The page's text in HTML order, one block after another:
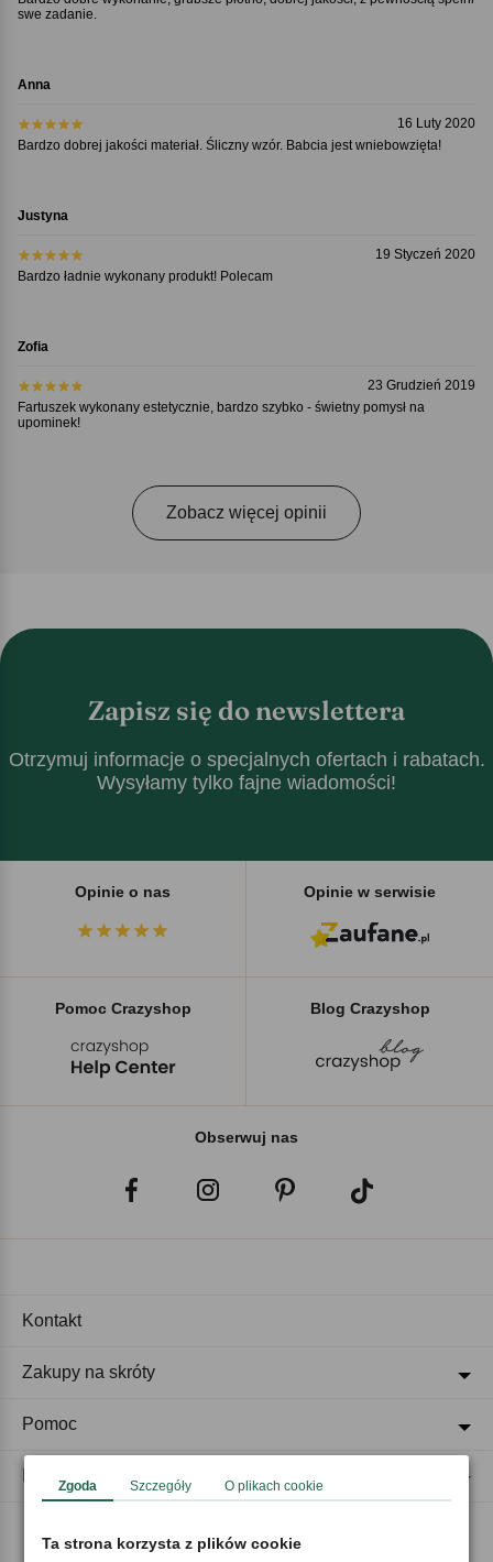
swe zadanie.
Anna
16 Luty 2020
Bardzo dobrej jakości materiał. Śliczny wzór. Babcia jest wniebowzięta!
Justyna
19 Styczeń 2020
Bardzo ładnie wykonany produkt! Polecam
Zofia
23 Grudzień 2019
Fartuszek wykonany estetycznie, bardzo szybko - świetny pomysł na
upominek!
Zobacz więcej opinii
Zapisz się do newslettera
Otrzymuj informacje o specjalnych ofertach i rabatach.
Wysyłamy tylko fajne wiadomości!
Opinie o nas Opinie w serwisie
Pomoc Crazyshop Blog Crazyshop
Obserwuj nas
Akceptujemy płatności
Kontakt
Zakupy na skróty
Pomoc
Regulaminy
Zgoda Szczegóły O plikach cookie
Ta strona korzysta z plików cookie